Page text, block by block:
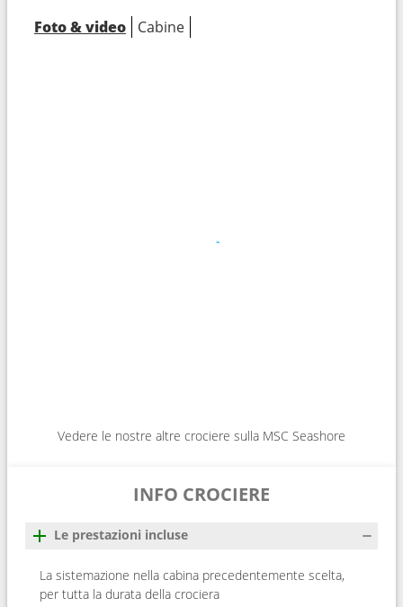
Foto & video Cabine
Vedere le nostre altre crociere sulla MSC Seashore
INFO CROCIERE
Le prestazioni incluse
La sistemazione nella cabina precedentemente scelta,
per tutta la durata della crociera